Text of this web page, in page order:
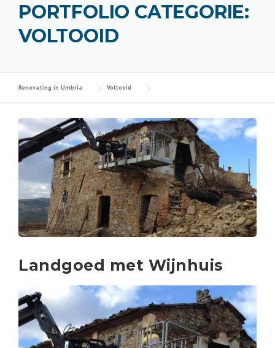
PORTFOLIO CATEGORIE:
VOLTOOID
Renovating in Umbria Voltooid
Landgoed met Wijnhuis